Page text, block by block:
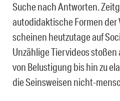
Suche nach Antworten.
autodidaktische Formen
scheinen heutzutage auf
Unzählige Tiervideos stoßen
von Belustigung bis hin zu
die Seinsweisen nicht-